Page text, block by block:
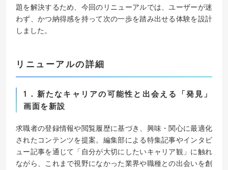
題を解決するため、今回のリニューアルでは、ユーザーが迷
わず、かつ納得感を持って次の一歩を踏み出せる体験を設計
しました。
リニューアルの詳細
1 ．新たなキャリアの可能性と出会える「発見」
画面を新設
求職者の登録情報や閲覧履歴に基づき、興味・関心に最適化
されたコンテンツを提案。編集部による特集記事やインタビ
ュー記事を通じて「自分が大切にしたいキャリア観」に触れ
ながら、これまで視野になかった業界や職種との出会いを創